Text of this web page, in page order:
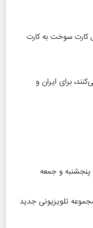
کارت سوخت به کارت
برای ایران و
پنجشنبه و جمعه
منحصر‌به‌فردی را از دست دادیم/ پخش ۲ مجموعه تلویزیونی جدید